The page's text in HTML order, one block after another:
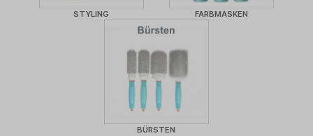
STYLING FARBMASKEN
BÜRSTEN